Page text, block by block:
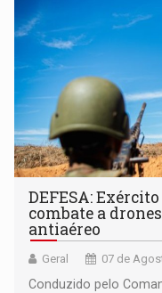
DEFESA:
combate a
antiaéreo
Geral 07 de
Conduzido pelo